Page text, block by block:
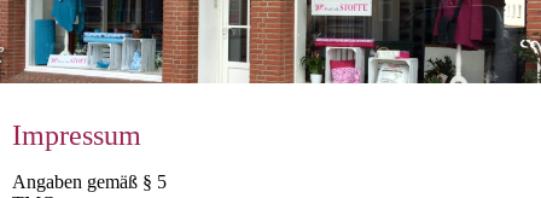
Impressum
Angaben gemäß § 5